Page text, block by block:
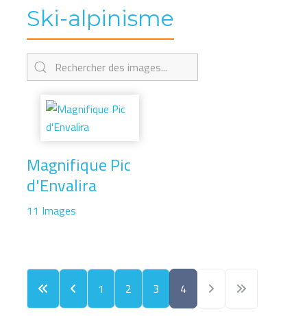
Ski-alpinisme
Magnifique Pic
d'Envalira
11 Images
1 2 3 4